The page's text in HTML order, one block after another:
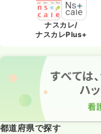
ナスカレ/
ナスカレPlus+
都道府県で探す